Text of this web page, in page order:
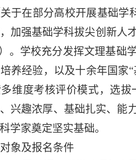
于在部分高校开展基础学
加强基础学科拔尖创新人
。学校充分发挥文理基础
养经验，以及十余年国家
维度考核评价模式，选
兴趣浓厚、基础扎实、能
学家奠定坚实基础。
象及报名条件